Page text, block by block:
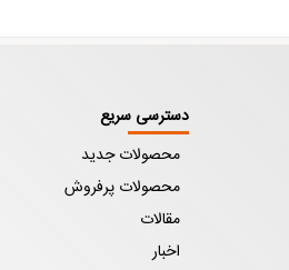
دسترسی سریع
محصولات جدید
محصولات پرفروش
مقالات
اخبار